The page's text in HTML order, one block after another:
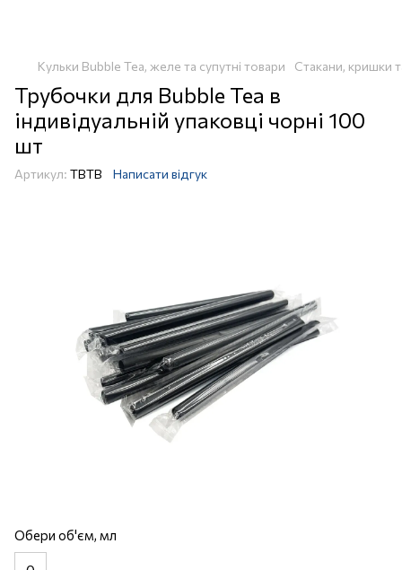
Кульки Bubble Tea, желе та супутні товари Стакани, кришки
Трубочки для Bubble Tea в
індивідуальній упаковці чорні 100
шт
Артикул: TBTB Написати відгук
Обери об'єм, мл